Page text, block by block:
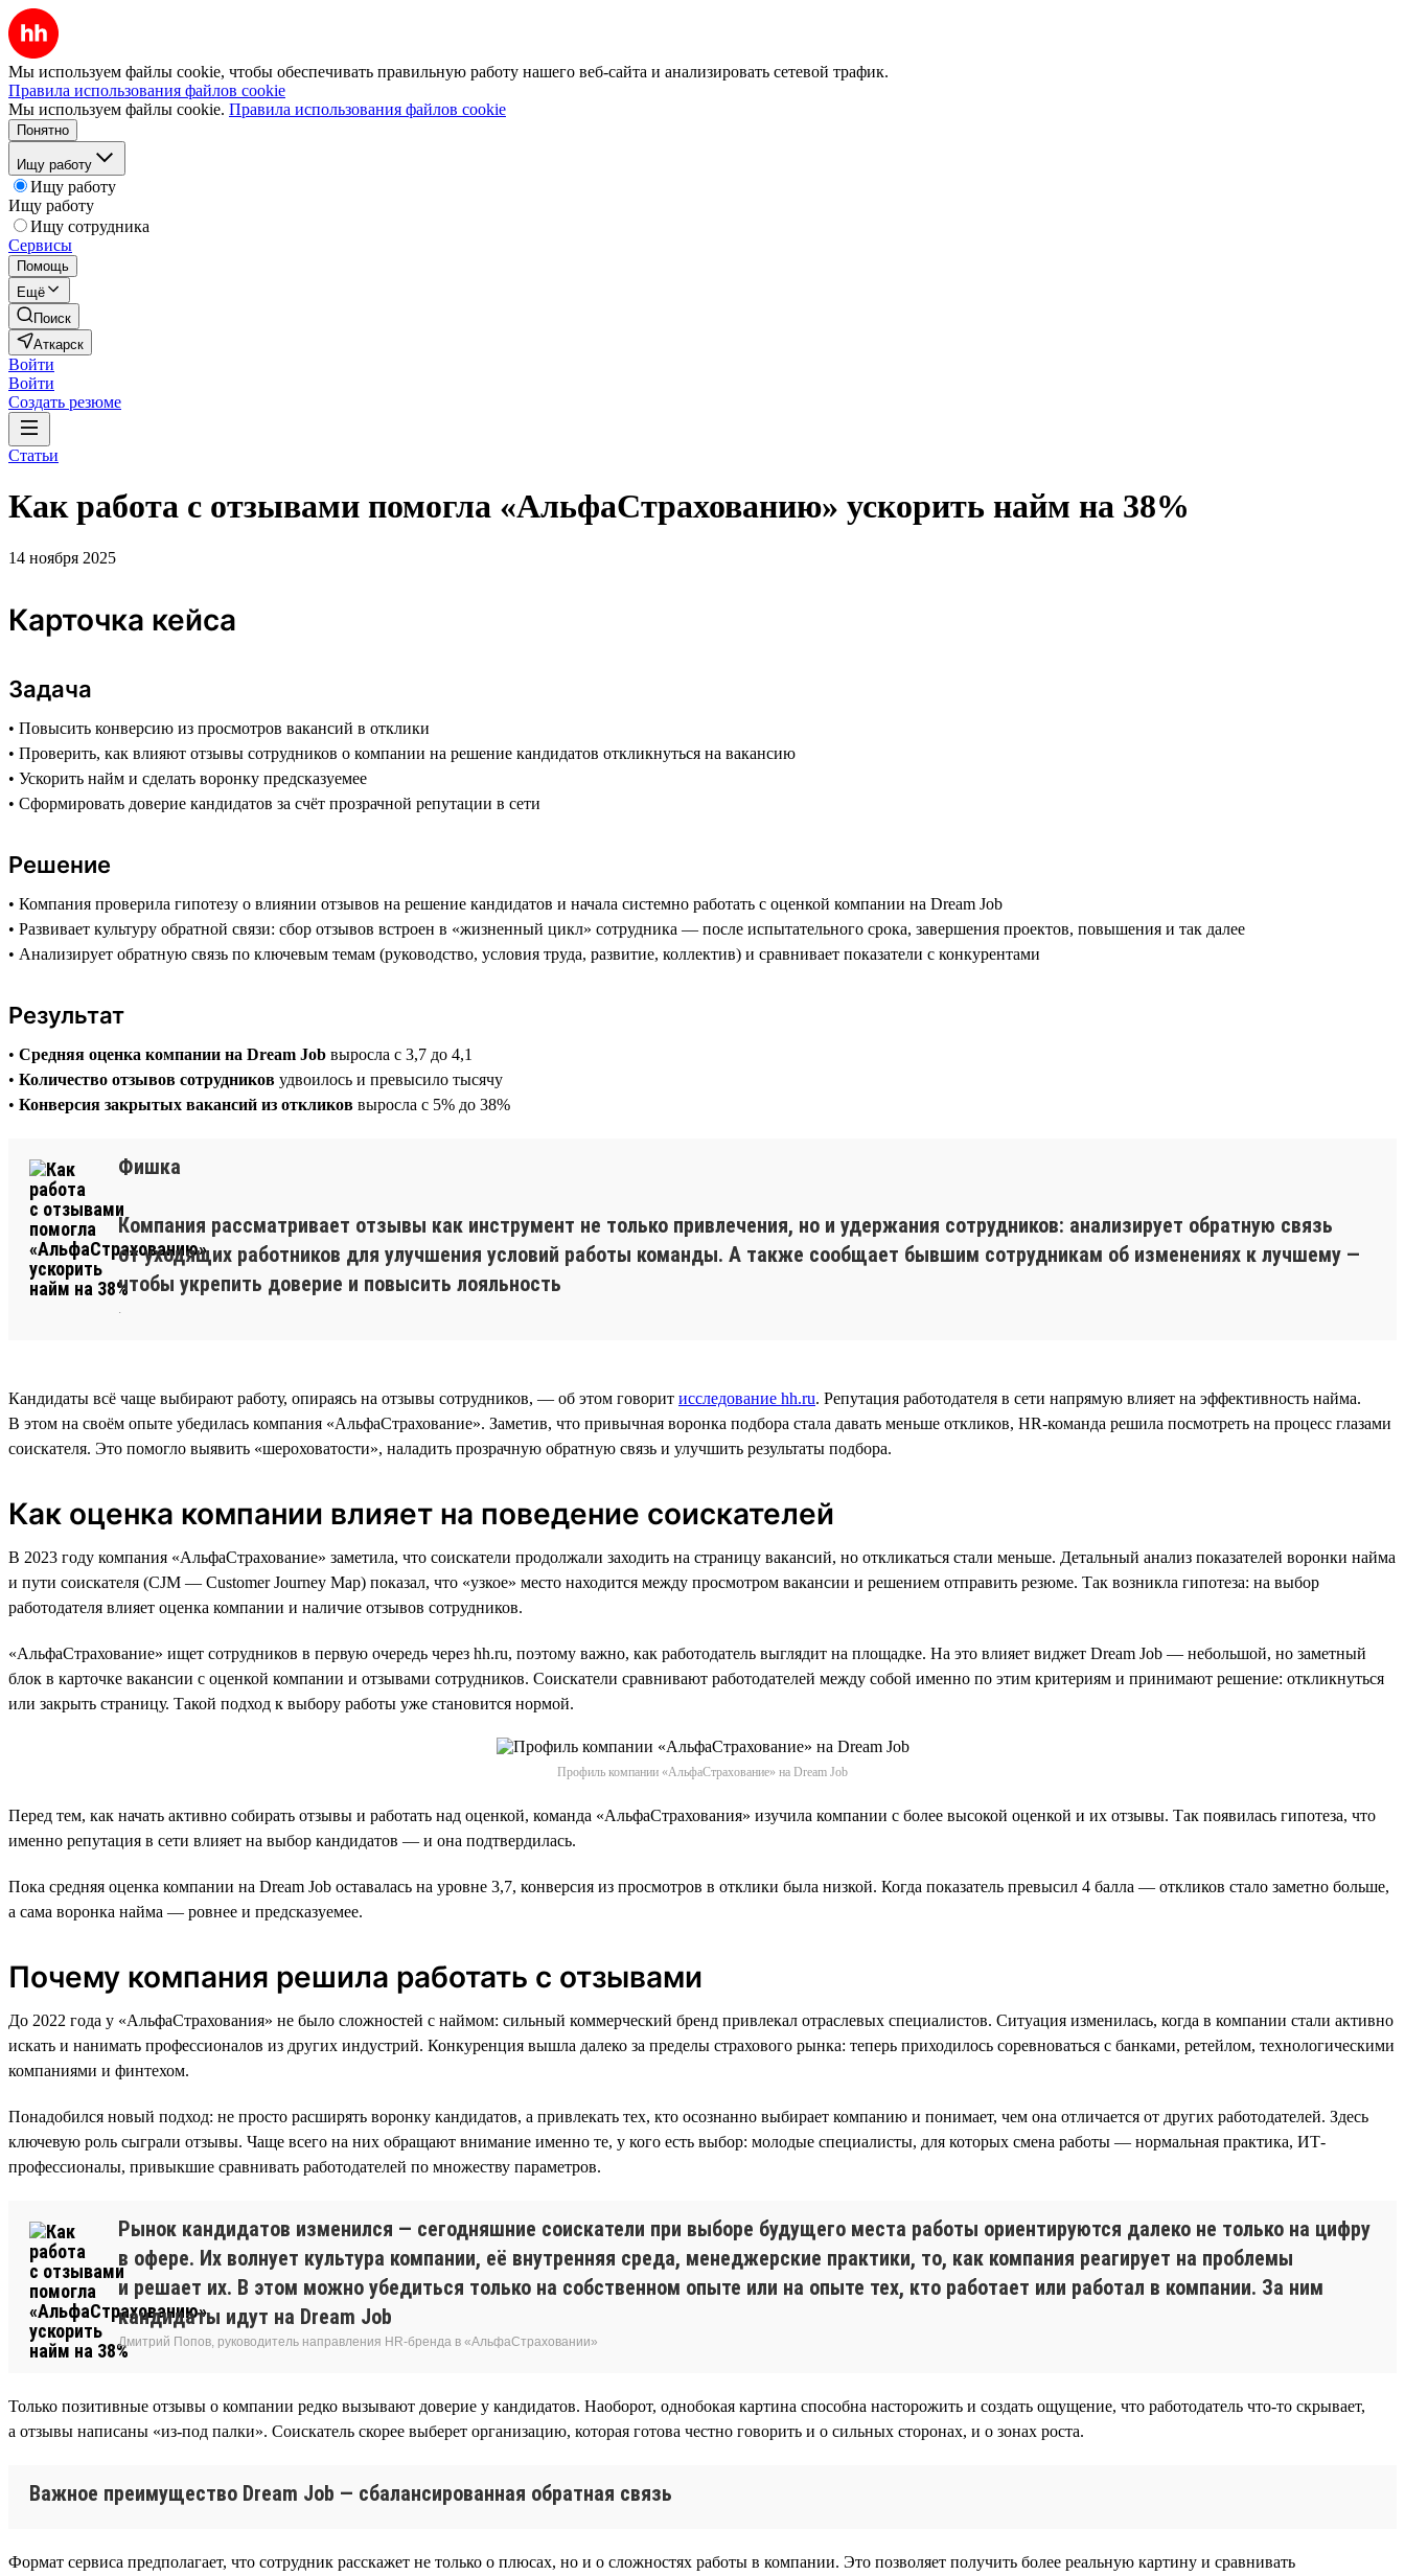
Мы используем файлы cookie, чтобы обеспечивать правильную работу нашего веб-сайта и анализировать сетевой трафик.
Правила использования файлов cookie
Мы используем файлы cookie. Правила использования файлов cookie
Понятно
Ищу работу
Ищу работу
Ищу работу
Ищу сотрудника
Сервисы
Помощь
Ещё
Поиск
Аткарск
Войти
Войти
Создать резюме
Статьи
Как работа с отзывами помогла «АльфаСтрахованию» ускорить найм на 38%
14 ноября 2025
Карточка кейса
Задача
• Повысить конверсию из просмотров вакансий в отклики
• Проверить, как влияют отзывы сотрудников о компании на решение кандидатов откликнуться на вакансию
• Ускорить найм и сделать воронку предсказуемее
• Сформировать доверие кандидатов за счёт прозрачной репутации в сети
Решение
• Компания проверила гипотезу о влиянии отзывов на решение кандидатов и начала системно работать с оценкой компании на Dream Job
• Развивает культуру обратной связи: сбор отзывов встроен в «жизненный цикл» сотрудника — после испытательного срока, завершения проектов, повышения и так далее
• Анализирует обратную связь по ключевым темам (руководство, условия труда, развитие, коллектив) и сравнивает показатели с конкурентами
Результат
• Средняя оценка компании на Dream Job выросла с 3,7 до 4,1
• Количество отзывов сотрудников удвоилось и превысило тысячу
• Конверсия закрытых вакансий из откликов выросла с 5% до 38%
Фишка
Компания рассматривает отзывы как инструмент не только привлечения, но и удержания сотрудников: анализирует обратную связь
от уходящих работников для улучшения условий работы команды. А также сообщает бывшим сотрудникам об изменениях к лучшему —
чтобы укрепить доверие и повысить лояльность
.
Кандидаты всё чаще выбирают работу, опираясь на отзывы сотрудников, — об этом говорит исследование hh.ru. Репутация работодателя в сети напрямую влияет на эффективность найма.
В этом на своём опыте убедилась компания «АльфаСтрахование». Заметив, что привычная воронка подбора стала давать меньше откликов, HR-команда решила посмотреть на процесс глазами
соискателя. Это помогло выявить «шероховатости», наладить прозрачную обратную связь и улучшить результаты подбора.
Как оценка компании влияет на поведение соискателей
В 2023 году компания «АльфаСтрахование» заметила, что соискатели продолжали заходить на страницу вакансий, но откликаться стали меньше. Детальный анализ показателей воронки найма
и пути соискателя (CJM — Customer Journey Map) показал, что «узкое» место находится между просмотром вакансии и решением отправить резюме. Так возникла гипотеза: на выбор
работодателя влияет оценка компании и наличие отзывов сотрудников.
«АльфаСтрахование» ищет сотрудников в первую очередь через hh.ru, поэтому важно, как работодатель выглядит на площадке. На это влияет виджет Dream Job — небольшой, но заметный
блок в карточке вакансии с оценкой компании и отзывами сотрудников. Соискатели сравнивают работодателей между собой именно по этим критериям и принимают решение: откликнуться
или закрыть страницу. Такой подход к выбору работы уже становится нормой.
Профиль компании «АльфаСтрахование» на Dream Job
Перед тем, как начать активно собирать отзывы и работать над оценкой, команда «АльфаСтрахования» изучила компании с более высокой оценкой и их отзывы. Так появилась гипотеза, что
именно репутация в сети влияет на выбор кандидатов — и она подтвердилась.
Пока средняя оценка компании на Dream Job оставалась на уровне 3,7, конверсия из просмотров в отклики была низкой. Когда показатель превысил 4 балла — откликов стало заметно больше,
а сама воронка найма — ровнее и предсказуемее.
Почему компания решила работать с отзывами
До 2022 года у «АльфаСтрахования» не было сложностей с наймом: сильный коммерческий бренд привлекал отраслевых специалистов. Ситуация изменилась, когда в компании стали активно
искать и нанимать профессионалов из других индустрий. Конкуренция вышла далеко за пределы страхового рынка: теперь приходилось соревноваться с банками, ретейлом, технологическими
компаниями и финтехом.
Понадобился новый подход: не просто расширять воронку кандидатов, а привлекать тех, кто осознанно выбирает компанию и понимает, чем она отличается от других работодателей. Здесь
ключевую роль сыграли отзывы. Чаще всего на них обращают внимание именно те, у кого есть выбор: молодые специалисты, для которых смена работы — нормальная практика, ИТ-
профессионалы, привыкшие сравнивать работодателей по множеству параметров.
Рынок кандидатов изменился — сегодняшние соискатели при выборе будущего места работы ориентируются далеко не только на цифру
в офере. Их волнует культура компании, её внутренняя среда, менеджерские практики, то, как компания реагирует на проблемы
и решает их. В этом можно убедиться только на собственном опыте или на опыте тех, кто работает или работал в компании. За ним
кандидаты идут на Dream Job
Дмитрий Попов, руководитель направления HR-бренда в «АльфаСтраховании»
Только позитивные отзывы о компании редко вызывают доверие у кандидатов. Наоборот, однобокая картина способна насторожить и создать ощущение, что работодатель что-то скрывает,
а отзывы написаны «из-под палки». Соискатель скорее выберет организацию, которая готова честно говорить и о сильных сторонах, и о зонах роста.
Важное преимущество Dream Job — сбалансированная обратная связь
Формат сервиса предполагает, что сотрудник расскажет не только о плюсах, но и о сложностях работы в компании. Это позволяет получить более реальную картину и сравнивать